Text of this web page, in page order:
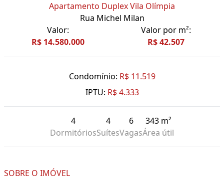
Apartamento Duplex Vila Olímpia
Rua Michel Milan
Valor:
R$ 14.580.000
Valor por m²:
R$ 42.507
Condomínio: R$ 11.519
IPTU: R$ 4.333
4
Dormitórios
4
Suítes
6
Vagas
343 m²
Área útil
SOBRE O IMÓVEL